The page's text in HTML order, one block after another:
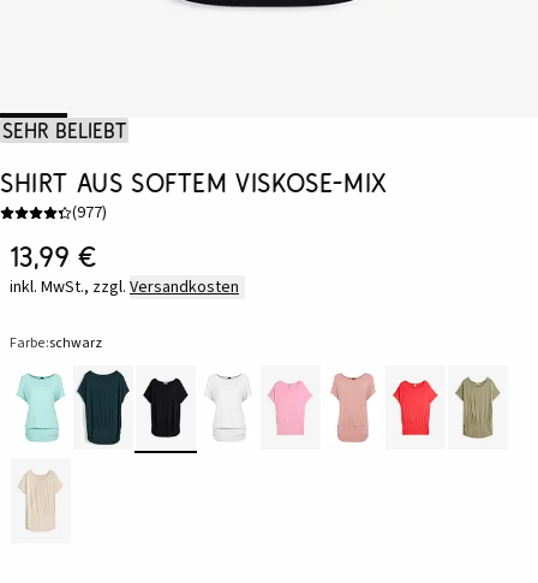
Sehr beliebt
Shirt aus softem Viskose-Mix
(977)
13,99 €
inkl. MwSt., zzgl. Versandkosten
Farbe:schwarz